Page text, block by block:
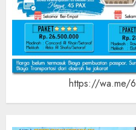
https://wa.me/